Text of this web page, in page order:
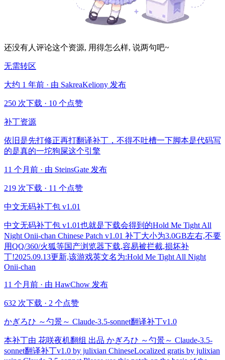
还没有人评论这个资源, 用得怎么样, 说两句吧~
无需转区
大约 1 年前 · 由 SakreaKeliony 发布
250 次下载 · 10 个点赞
补丁资源
依旧是先打修正再打翻译补丁，不得不吐槽一下脚本是代码写
的是真的一坨狗屎这个引擎
11 个月前 · 由 SteinsGate 发布
219 次下载 · 11 个点赞
中文无码补丁包 v1.01
中文无码补丁包 v1.01也就是下载会得到的Hold Me Tight All
Night Onii-chan Chinese Patch v1.01 补丁大小为3.0GB左右,不要
用QQ/360/火狐等国产浏览器下载,容易被拦截,损坏补
丁!2025.09.13更新,该游戏英文名为:Hold Me Tight All Night
Onii-chan
11 个月前 · 由 HawChow 发布
632 次下载 · 2 个点赞
かぎろひ ～勺景～ Claude-3.5-sonnet翻译补丁v1.0
本补丁由 花咲夜机翻组 出品 かぎろひ ～勺景～ Claude-3.5-
sonnet翻译补丁v1.0 by julixian ChineseLocalized gratis by julixian